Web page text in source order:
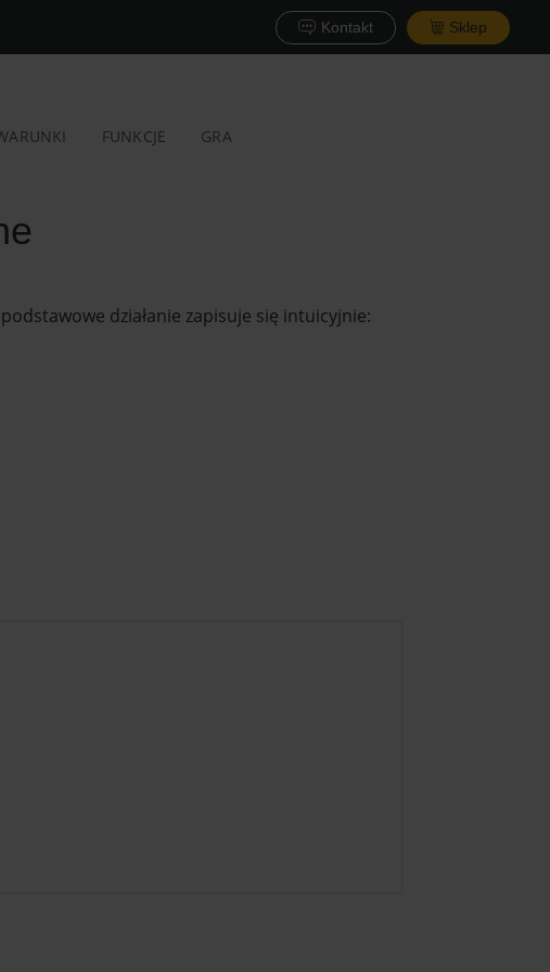
Kontakt Sklep
FUNKCJE GRA
działanie zapisuje się intuicyjnie: